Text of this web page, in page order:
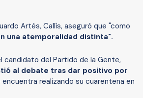
Artés, Callís, aseguró que "como
una atemporalidad distinta".
candidato del Partido de la Gente,
al debate tras dar positivo por
encuentra realizando su cuarentena en